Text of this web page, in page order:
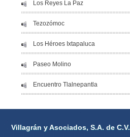
Los Reyes La Paz
Tezozómoc
Los Héroes Ixtapaluca
Paseo Molino
Encuentro Tlalnepantla
Villagrán y Asociados, S.A. de C.V.